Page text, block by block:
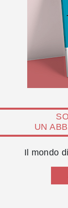
UN
Il mondo